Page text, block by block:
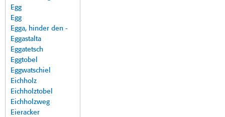
Egg
Egg
Egga, hinder den -
Eggastalta
Eggatetsch
Eggtobel
Eggwatschiel
Eichholz
Eichholztobel
Eichholzweg
Eieracker